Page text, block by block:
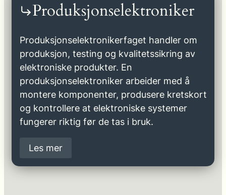
Produksjonselektroniker
Produksjonselektronikerfaget handler om
produksjon, testing og kvalitetssikring av
elektroniske produkter. En
produksjonselektroniker arbeider med å
montere komponenter, produsere kretskort
og kontrollere at elektroniske systemer
fungerer riktig før de tas i bruk.
Les mer